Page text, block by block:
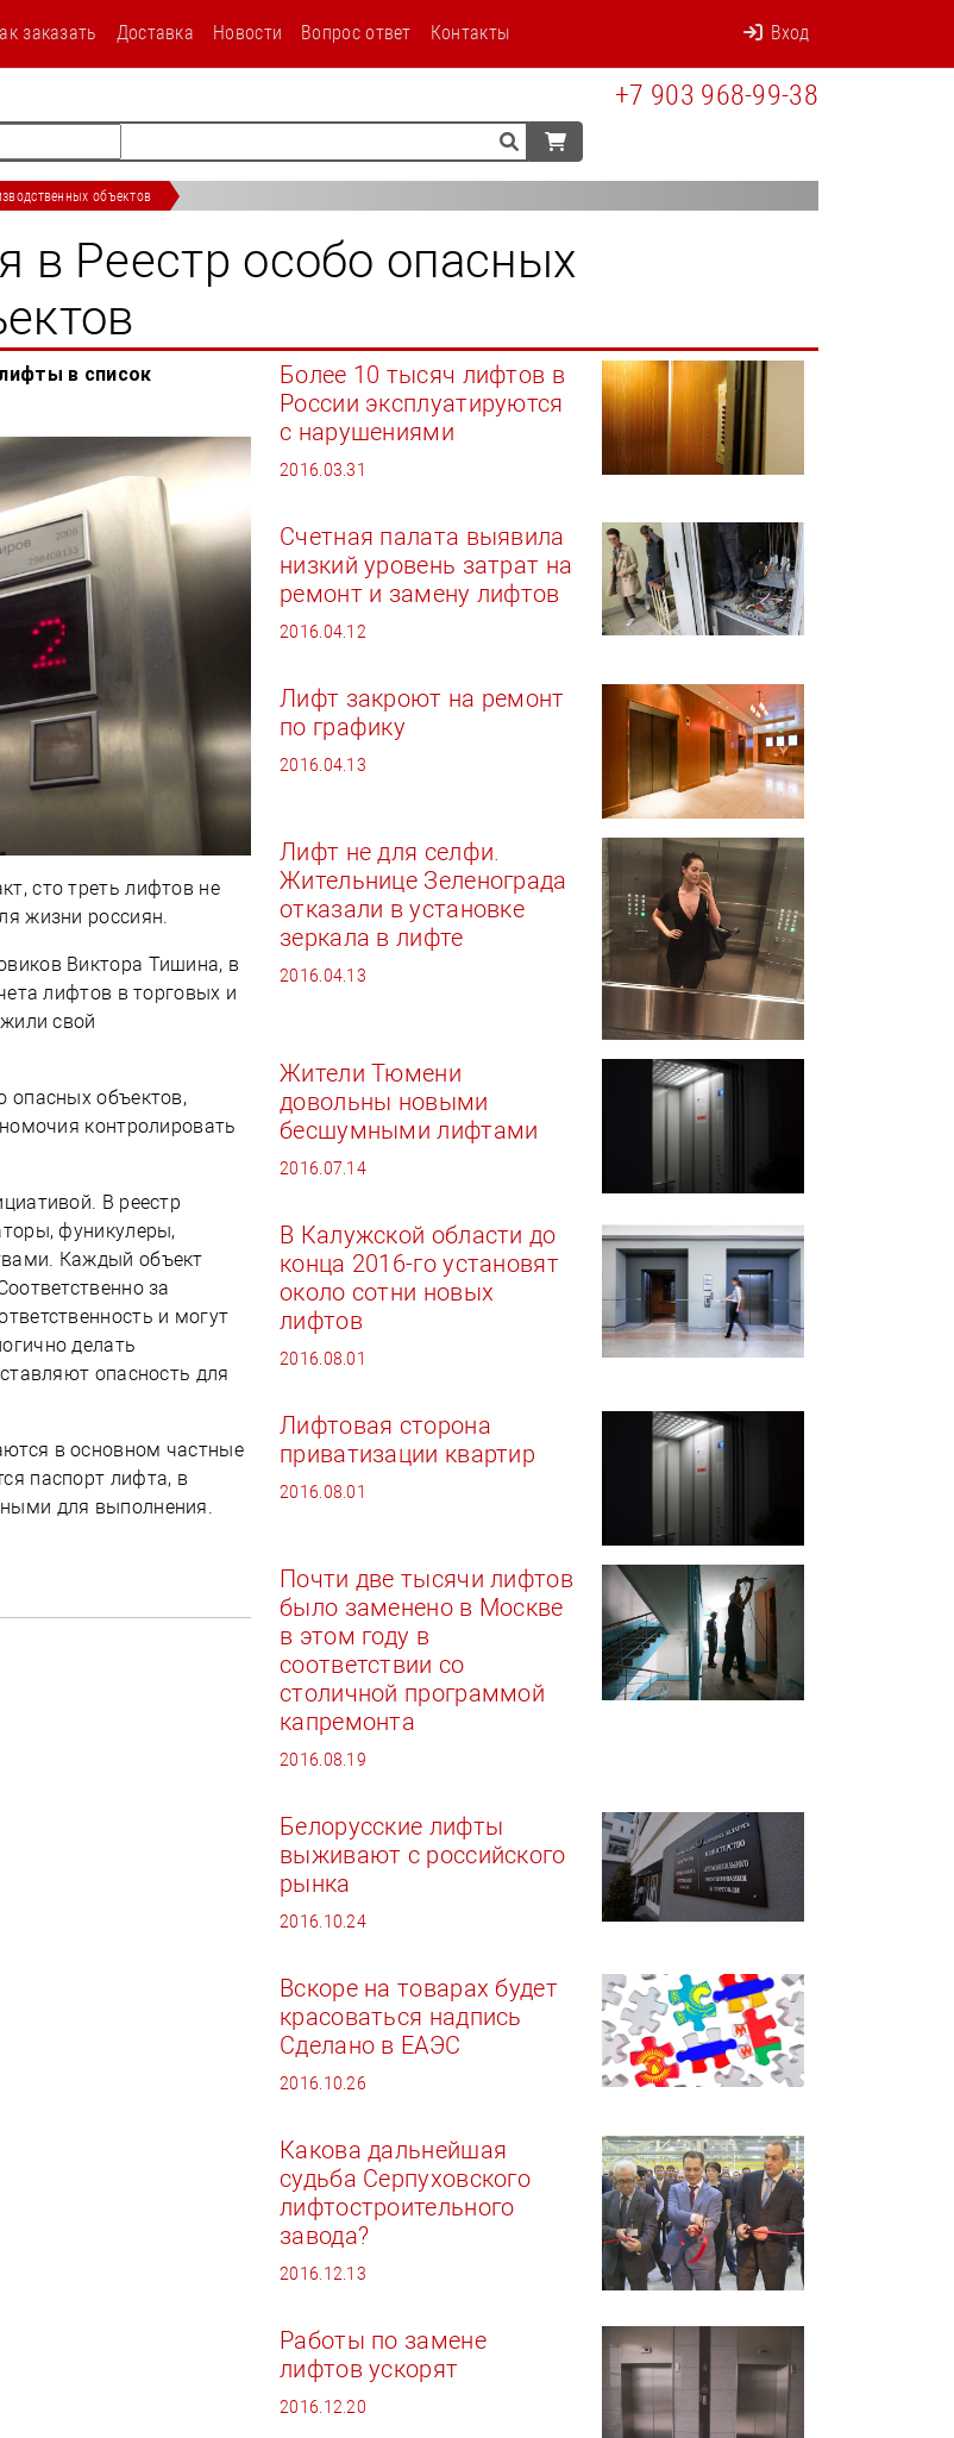
текст
заказать Доставка Новости Вопрос ответ Контакты Вход
+7 903 968-99-38
объектов
в Реестр особо опасных
в список
сто треть лифтов не
жизни россиян.
Виктора Тишина, в
лифтов в торговых и
свой
опасных объектов,
контролировать
В реестр
фуникулеры,
Каждый объект
за
и могут
делать
опасность для
в основном частные
паспорт лифта, в
для выполнения.
Более 10 тысяч лифтов в
России эксплуатируются
с нарушениями
2016.03.31
Счетная палата выявила
низкий уровень затрат на
ремонт и замену лифтов
2016.04.12
Лифт закроют на ремонт
по графику
2016.04.13
Лифт не для селфи.
Жительнице Зеленограда
отказали в установке
зеркала в лифте
2016.04.13
Жители Тюмени
довольны новыми
бесшумными лифтами
2016.07.14
В Калужской области до
конца 2016-го установят
около сотни новых
лифтов
2016.08.01
Лифтовая сторона
приватизации квартир
2016.08.01
Почти две тысячи лифтов
было заменено в Москве
в этом году в
соответствии со
столичной программой
капремонта
2016.08.19
Белорусские лифты
выживают с российского
рынка
2016.10.24
Вскоре на товарах будет
красоваться надпись
Сделано в ЕАЭС
2016.10.26
Какова дальнейшая
судьба Серпуховского
лифтостроительного
завода?
2016.12.13
Работы по замене
лифтов ускорят
2016.12.20